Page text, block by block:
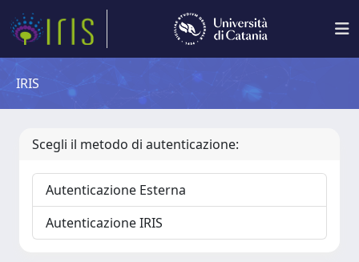
IRIS
Scegli il metodo di autenticazione:
Autenticazione Esterna
Autenticazione IRIS